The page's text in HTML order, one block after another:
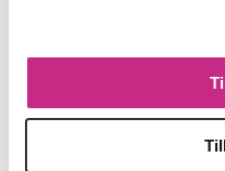
skriva